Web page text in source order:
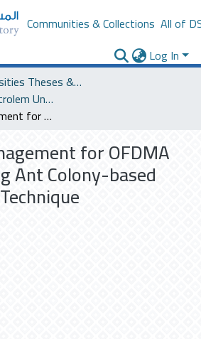
Communities & Collections All of
Log In
Saudi Universities Theses & Dissertations
King Fahad for Petrolem University
Resource Management for OFDMA Systems Using Ant Colony-based Optimization Technique
for OFDMA
Ant Colony-based